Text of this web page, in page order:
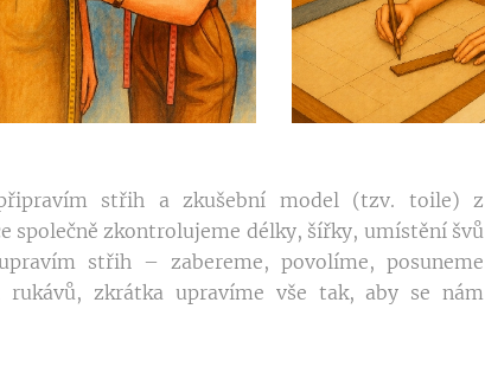
střih a zkušební model (tzv. toile) z
společně zkontrolujeme délky, šířky, umístění švů
střih – zabereme, povolíme, posuneme
rukávů, zkrátka upravíme vše tak, aby se nám